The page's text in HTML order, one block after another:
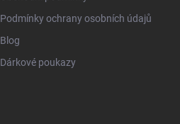
Podmínky ochrany osobních údajů
Blog
Dárkové poukazy